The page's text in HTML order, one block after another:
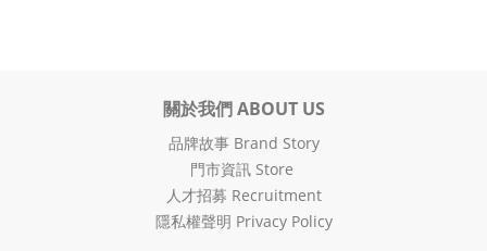
關於我們 ABOUT US
品牌故事 Brand Story
門市資訊 Store
人才招募 Recruitment
隱私權聲明 Privacy Policy